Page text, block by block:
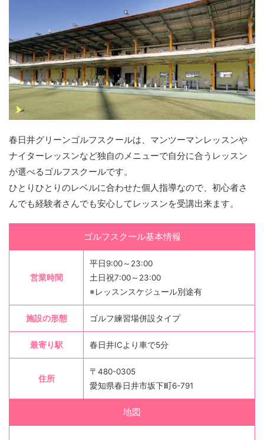
春日井グリーンゴルフスクールは、マンツーマンレッスンや
ナイターレッスンなど独自のメニューで自分に合うレッスン
が選べるゴルフスクールです。
ひとりひとりのレベルに合わせた個人指導なので、初心者さ
んでも経験者さんでも安心してレッスンを受講出来ます。
ゴルフスクール基本情報
営業時間
平日9:00～23:00
土日祝7:00～23:00
※レッスンスケジュール別途有
施設の形態 ゴルフ練習場併設タイプ
最寄り駅 春日井ICより車で5分
住所
〒480-0305
愛知県春日井市坂下町6-791
地図